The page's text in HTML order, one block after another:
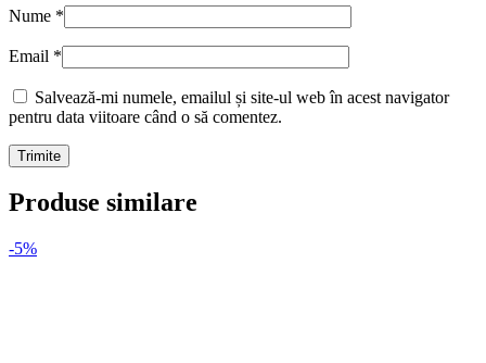
Nume *
Email *
Salvează-mi numele, emailul și site-ul web în acest navigator
pentru data viitoare când o să comentez.
Produse similare
-5%